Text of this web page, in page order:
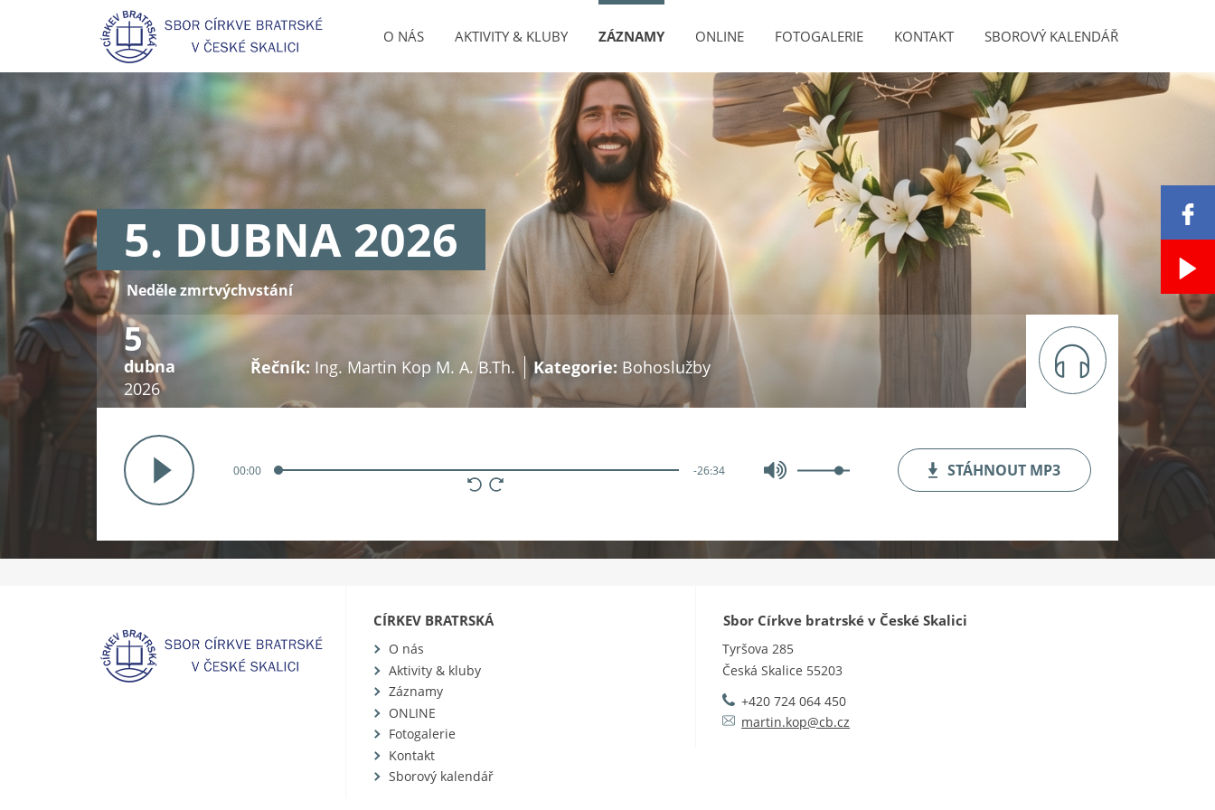
O NÁS AKTIVITY & KLUBY ZÁZNAMY ONLINE FOTOGALERIE KONTAKT SBOROVÝ KALENDÁŘ
5. DUBNA 2026
Neděle zmrtvýchvstání
5
dubna
2026
Řečník: Ing. Martin Kop M. A. B.Th. Kategorie: Bohoslužby
00:00 -26:34 STÁHNOUTMP3
CÍRKEV BRATRSKÁ
O nás
Aktivity & kluby
Záznamy
ONLINE
Fotogalerie
Kontakt
Sborový kalendář
Sbor Církve bratrské v České Skalici
Tyršova 285
Česká Skalice 55203
+420 724 064 450
martin.kop@cb.cz